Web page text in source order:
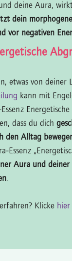
deine Aura,
dein
vor negativen
etwas von deiner
kann mit
dass du dich
den Alltag
Essenz
Aura und deiner
.
Klicke hier